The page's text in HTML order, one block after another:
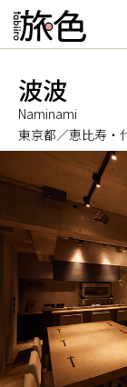
波波
Naminami
東京都／恵比寿・